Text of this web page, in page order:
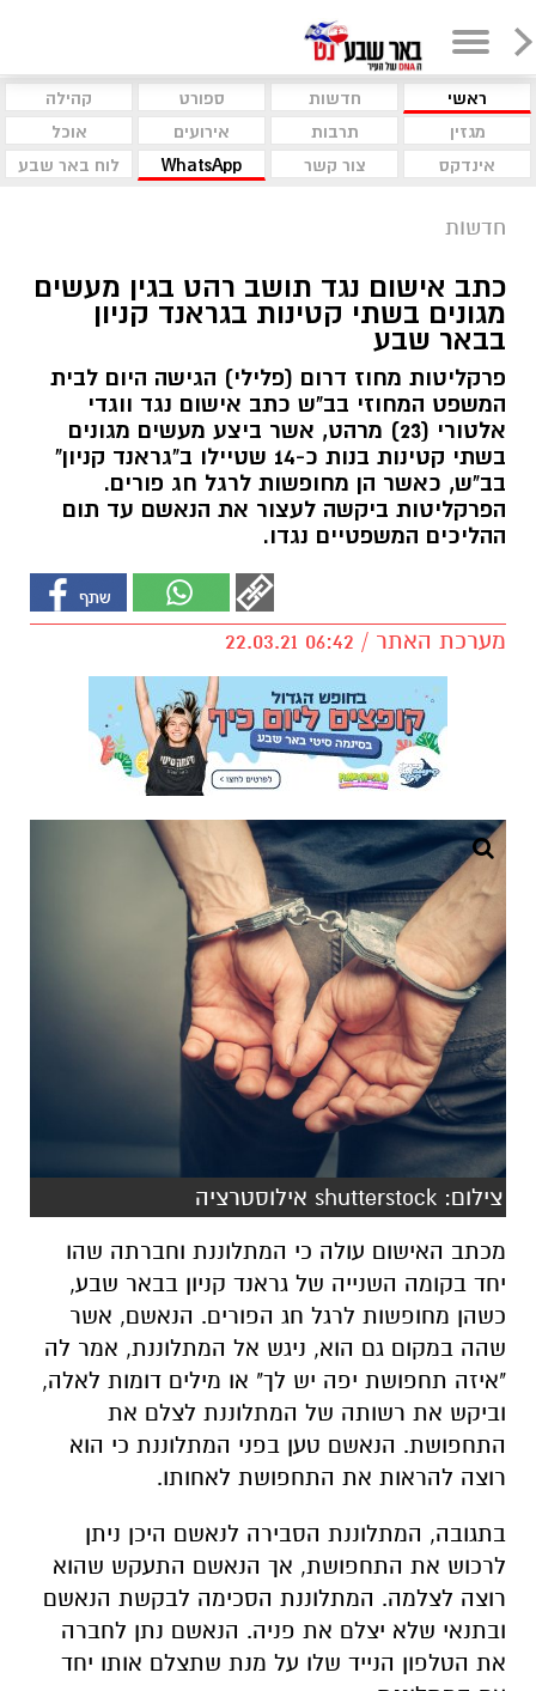
ראשי חדשות ספורט
קהילה
מגזין
תרבות אירועים
אוכל
אינדקס
צור קשר WhatsApp לוח באר שבע
חדשות
כתב אישום נגד תושב רהט בגין מעשים
מגונים בשתי קטינות בגראנד קניון
בבאר שבע
פרקליטות מחוז דרום (פלילי) הגישה היום לבית
המשפט המחוזי בב"ש כתב אישום נגד ווגדי
אלטורי (23) מרהט, אשר ביצע מעשים מגונים
בשתי קטינות בנות כ-14 שטיילו ב"גראנד קניון"
בב"ש, כאשר הן מחופשות לרגל חג פורים.
הפרקליטות ביקשה לעצור את הנאשם עד תום
ההליכים המשפטיים נגדו.
מערכת האתר / 06:42 22.03.21
צילום: shutterstock אילוסטרציה
מכתב האישום עולה כי המתלוננת וחברתה שהו
יחד בקומה השנייה של גראנד קניון בבאר שבע,
כשהן מחופשות לרגל חג הפורים. הנאשם, אשר
שהה במקום גם הוא, ניגש אל המתלוננת, אמר לה
"איזה תחפושת יפה יש לך" או מילים דומות לאלה,
וביקש את רשותה של המתלוננת לצלם את
התחפושת. הנאשם טען בפני המתלוננת כי הוא
רוצה להראות את התחפושת לאחותו.
בתגובה, המתלוננת הסבירה לנאשם היכן ניתן
לרכוש את התחפושת, אך הנאשם התעקש שהוא
רוצה לצלמה. המתלוננת הסכימה לבקשת הנאשם
ובתנאי שלא יצלם את פניה. הנאשם נתן לחברה
את הטלפון הנייד שלו על מנת שתצלם אותו יחד